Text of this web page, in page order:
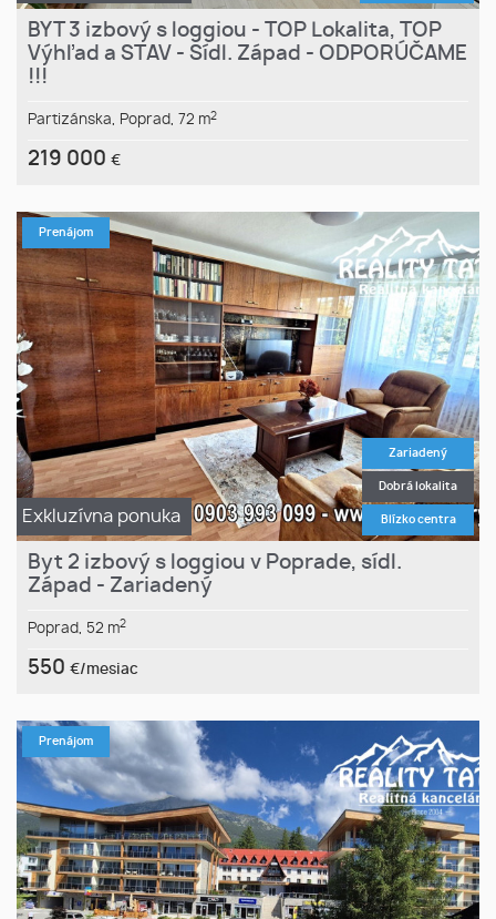
BYT 3 izbový s loggiou - TOP Lokalita, TOP
Výhľad a STAV - Sídl. Západ - ODPORÚČAME
!!!
Partizánska, Poprad, 72 m2
219 000 €
Exkluzívna ponuka
Prenájom
Zariadený
Dobrá lokalita
Blízko centra
Byt 2 izbový s loggiou v Poprade, sídl.
Západ - Zariadený
Poprad, 52 m2
550 €/mesiac
Prenájom